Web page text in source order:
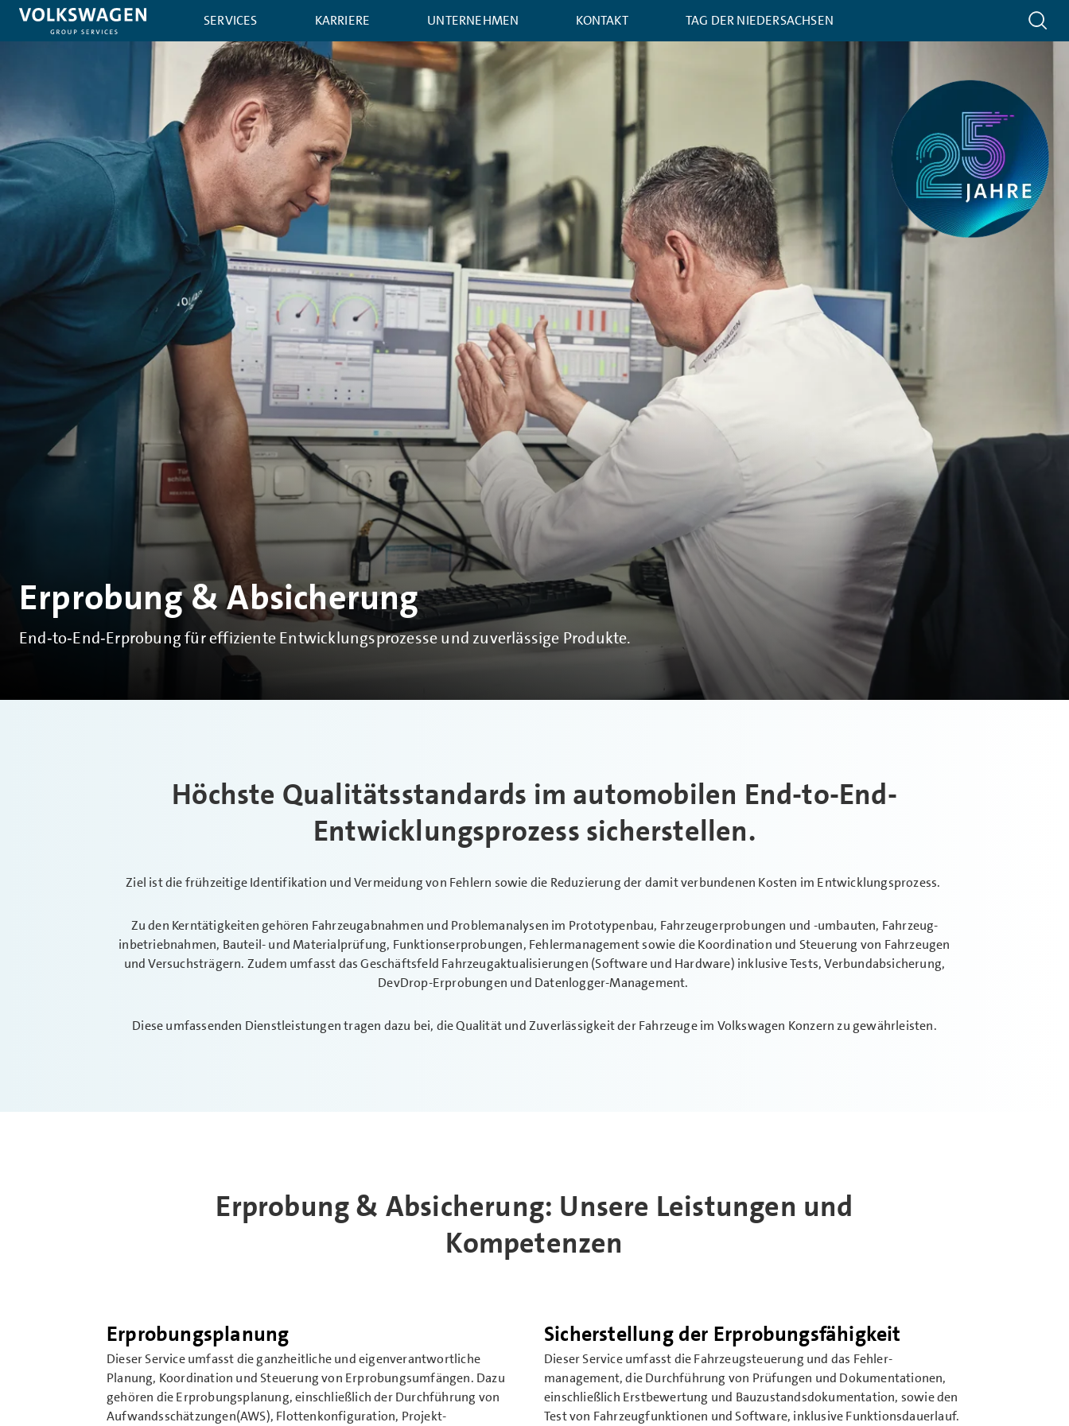
SERVICES KARRIERE UNTERNEHMEN KONTAKT TAG DER NIEDERSACHSEN
Erprobung & Absicherung
End‑to‑End‑Erprobung für effiziente Entwicklungsprozesse und zuverlässige Produkte.
Höchste Qualitätsstandards im automobilen End-to-End-
Entwicklungsprozess sicherstellen.
Ziel ist die frühzeitige Identifikation und Vermeidung von Fehlern sowie die Reduzierung der damit verbundenen Kosten im Entwicklungsprozess.
Zu den Kerntätigkeiten gehören Fahrzeug­abnahmen und Problem­analysen im Prototypenbau, Fahrzeug­erprobungen und -umbauten, Fahrzeug­
inbetriebnahmen, Bauteil- und Materialprüfung, Funktions­erprobungen, Fehler­management sowie die Koordination und Steuerung von Fahrzeugen
und Versuchsträgern. Zudem umfasst das Geschäftsfeld Fahrzeug­aktualisierungen (Software und Hardware) inklusive Tests, Verbund­absicherung,
DevDrop-Erprobungen und Datenlogger-Management.
Diese umfassenden Dienst­leistungen tragen dazu bei, die Qualität und Zuverlässigkeit der Fahrzeuge im Volkswagen Konzern zu gewährleisten.
Erprobung & Absicherung: Unsere Leistungen und
Kompetenzen
Erprobungsplanung
Dieser Service umfasst die ganzheitliche und eigenverantwortliche
Planung, Koordination und Steuerung von Erprobungs­umfängen. Dazu
gehören die Erprobungs­planung, einschließlich der Durchführung von
Aufwands­schätzungen(AWS), Flotten­konfiguration, Projekt­
Sicherstellung der Erprobungsfähigkeit
Dieser Service umfasst die Fahrzeug­steuerung und das Fehler­
management, die Durchführung von Prüfungen und Doku­mentationen,
einschließlich Erstbewertung und Bau­zustands­dokumentation, sowie den
Test von Fahrzeug­funktionen und Software, inklusive Funktions­dauerlauf.